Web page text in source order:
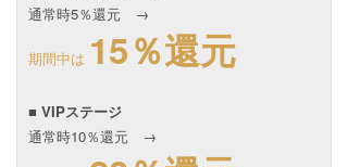
通常時5％還元 →
期間中は 15％還元
■ VIPステージ
通常時10％還元 →